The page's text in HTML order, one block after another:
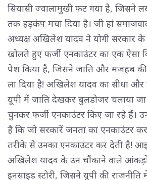
सियासी ज्वालामुखी फट गया है, जिसने
तक हड़कंप मचा दिया है। जी हां समाजवादी
अध्यक्ष अखिलेश यादव ने योगी सरकार के
खोलते हुए फर्जी एनकाउंटर का एक ऐसा
पेश किया है, जिसने जाति और मजहब की
ला दिया है! अखिलेश यादव का सीधा
यूपी में जाति देखकर बुलडोजर चलाया
चुनकर फर्जी एनकाउंटर किए जा रहे हैं।
है कि जो सरकारें जनता का एनकाउंटर
तरीके से उनका एनकाउंटर कर देती है!
अखिलेश यादव के उन चौंकाने वाले आंकड़ों
इनसाइड स्टोरी, जिसने यूपी की